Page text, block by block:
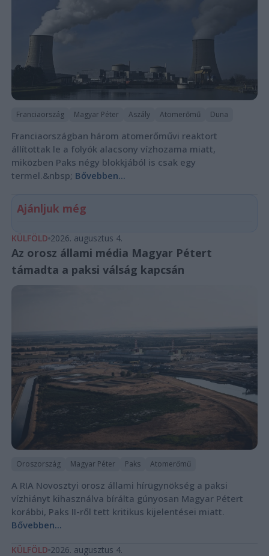
Franciaország Magyar Péter Aszály Atomerőmű Duna
Franciaországban három atomerőművi reaktort
állítottak le a folyók alacsony vízhozama miatt,
miközben Paks négy blokkjából is csak egy
termel.&nbsp; Bővebben...
Ajánljuk még
KÜLFÖLD 2026. augusztus 4.
Az orosz állami média Magyar Pétert
támadta a paksi válság kapcsán
Oroszország Magyar Péter Paks Atomerőmű
A RIA Novosztyi orosz állami hírügynökség a paksi
vízhiányt kihasználva bírálta gúnyosan Magyar Pétert
korábbi, Paks II-ről tett kritikus kijelentései miatt.
Bővebben...
KÜLFÖLD 2026. augusztus 4.